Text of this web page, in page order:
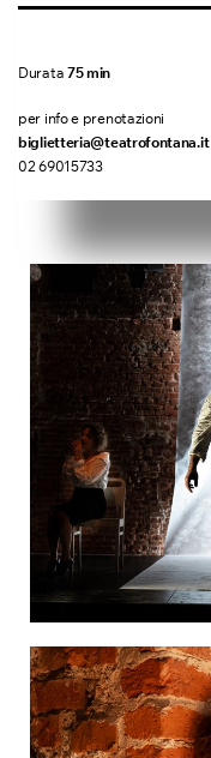
Durata 75 min
per info e prenotazioni
biglietteria@teatrofontana.it
02 69015733